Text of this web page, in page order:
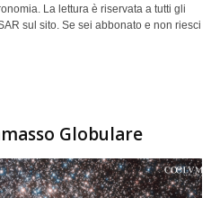
La lettura è riservata a tutti gli
sul sito. Se sei abbonato e non riesci
Globulare